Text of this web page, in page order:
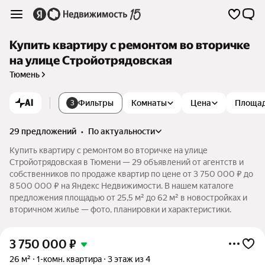
Купить квартиру с ремонтом во вторичке
на улице Стройотрядовская
Тюмень
AI 3 Фильтры Комнаты Цена
29 предложений •
по актуальности
Купить квартиру с ремонтом во вторичке на улице
Стройотрядовская в Тюмени — 29 объявлений от агентств и
собственников по продаже квартир по цене от 3 750 000 ₽ до
8 500 000 ₽ на Яндекс Недвижимости. В нашем каталоге
предложения площадью от 25,5 м² до 62 м² в новостройках и
вторичном жилье — фото, планировки и характеристики.
3 750 000 ₽
26 м² 1-комн. квартира 3 этаж из 4